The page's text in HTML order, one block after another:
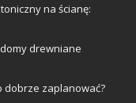
na ścianę:
drewniane
dobrze zaplanować?